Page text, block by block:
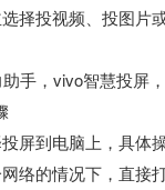
择投视频、投图片
屏到电脑上，具体
络的情况下，直接